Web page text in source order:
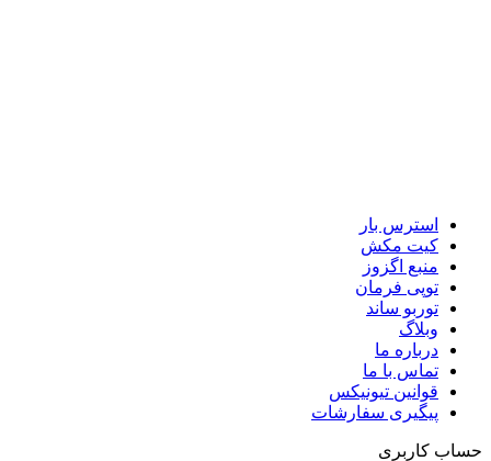
استرس بار
کیت مکش
منبع اگزوز
توپی فرمان
توربو ساند
وبلاگ
درباره ما
تماس با ما
قوانین تیونیکس
پیگیری سفارشات
حساب کاربری